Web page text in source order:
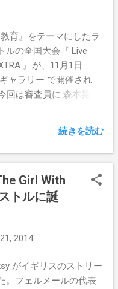
育』をテーマにしたラ
ルの全国大会『 Live
』が、11月1日
ャラリー で開催され
回は審査員に 森本晃司
ティブディレクター/
）等を迎え、男女別に
査員の投票により頂点
トルの第一部と、新
えての45 分というショ
日開催。ある意味日本
" 今" を垣間みることの
続きを読む
Girl With
トルに誕
2014
がイギリスのストリー
。フェルメールの代表